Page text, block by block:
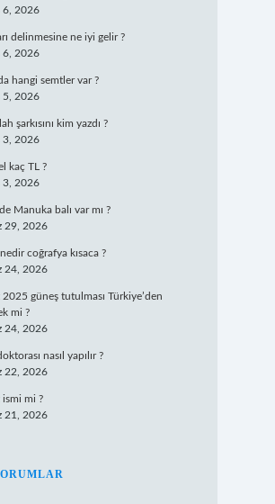
6, 2026
delinmesine ne iyi gelir ?
6, 2026
hangi semtler var ?
5, 2026
şarkısını kim yazdı ?
3, 2026
kaç TL ?
3, 2026
Manuka balı var mı ?
29, 2026
coğrafya kısaca ?
24, 2026
güneş tutulması Türkiye’den
mi ?
24, 2026
nasıl yapılır ?
22, 2026
ismi mi ?
21, 2026